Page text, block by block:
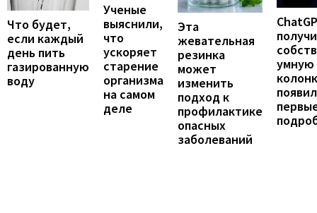
Что будет,
если каждый
день пить
газированную
воду
Ученые
выяснили,
что
ускоряет
старение
организма
на самом
деле
Эта
жевательная
резинка
может
изменить
подход к
профилактике
опасных
заболеваний
умную